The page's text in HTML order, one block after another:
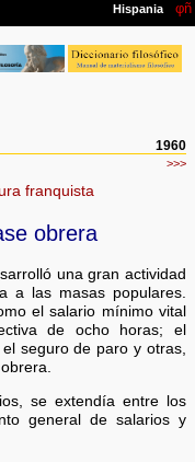
1960
>>>
franquista
obrera
una gran actividad
a las masas populares.
el salario mínimo vital
de ocho horas; el
seguro de paro y otras,
se extendía entre los
general de salarios y